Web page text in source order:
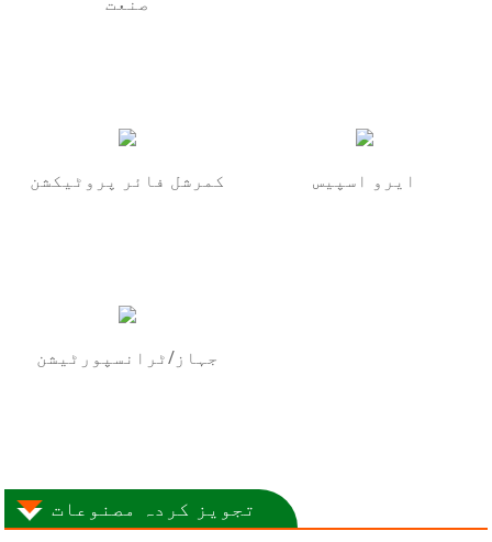
کمرشل فائر پروٹیکشن ایرو اسپیس
جہاز/ٹرانسپورٹیشن
تجویز کردہ مصنوعات